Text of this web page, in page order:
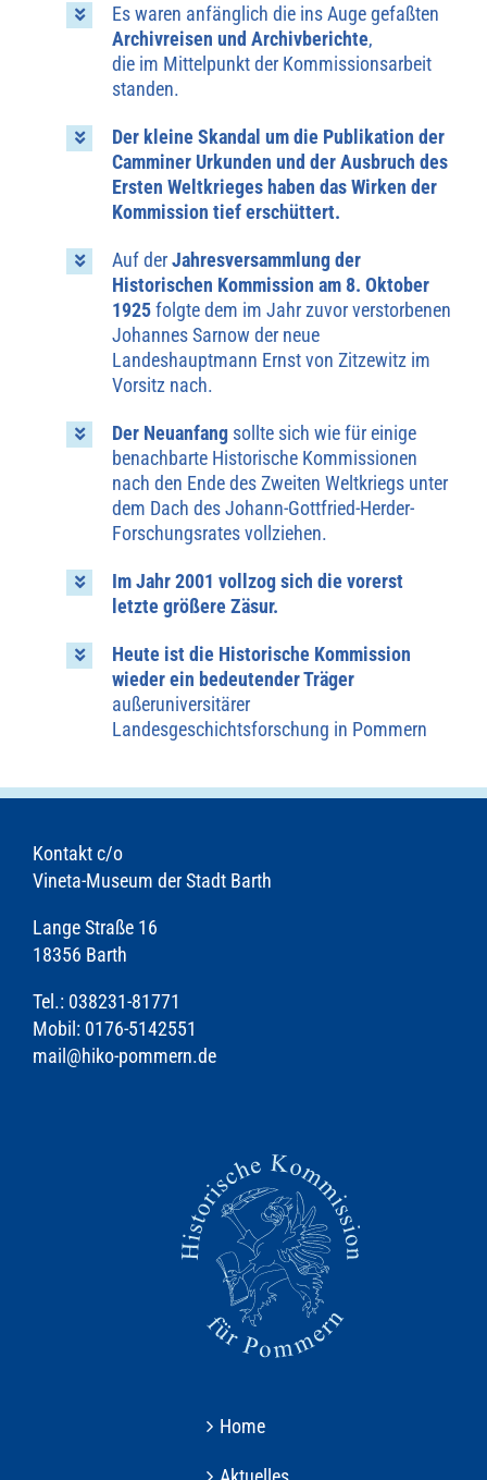
Es waren anfänglich die ins Auge gefaßten
Archivreisen und Archivberichte,
die im Mittelpunkt der Kommissionsarbeit
standen.
Der kleine Skandal um die Publikation der
Camminer Urkunden und der Ausbruch des
Ersten Weltkrieges haben das Wirken der
Kommission tief erschüttert.
Auf derJahresversammlung der
Historischen Kommission am 8. Oktober
1925folgte dem im Jahr zuvor verstorbenen
Johannes Sarnow der neue
Landeshauptmann Ernst von Zitzewitz im
Vorsitz nach.
Der Neuanfang sollte sich wie für einige
benachbarte Historische Kommissionen
nach den Ende des Zweiten Weltkriegs unter
dem Dach des Johann-Gottfried-Herder-
Forschungsrates vollziehen.
Im Jahr 2001 vollzog sich die vorerst
letzte größere Zäsur.
Heute ist die Historische Kommission
wieder ein bedeutender Träger
außeruniversitärer
Landesgeschichtsforschung in Pommern
Kontakt c/o
Vineta-Museum der Stadt Barth
Lange Straße 16
18356 Barth
Tel.: 038231-81771
Mobil: 0176-5142551
mail@hiko-pommern.de
Home